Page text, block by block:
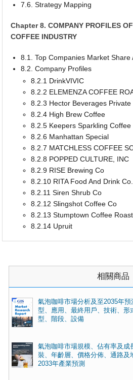
7.6. Strategy Mapping
Chapter 8. COMPANY PROFILES
COFFEE INDUSTRY
8.1. Top Companies Market Share
8.2. Company Profiles
8.2.1 DrinkVIVIC
8.2.2 ELEMENZA COFFEE
8.2.3 Hector Beverages Private
8.2.4 High Brew Coffee
8.2.5 Keepers Sparkling Coffee
8.2.6 Manhattan Special
8.2.7 MATCHLESS COFFEE
8.2.8 POPPED CULTURE, INC
8.2.9 RISE Brewing Co
8.2.10 RITA Food And Drink
8.2.11 Siren Shrub Co
8.2.12 Slingshot Coffee Co
8.2.13 Stumptown Coffee
8.2.14 Upruit
相關商品
氣泡咖啡市場分析及至2035年
型、應用、最終用戶、技術、形
型、階段、設備
氣泡咖啡市場規模、佔有率及成
裝、年齡層、價格分佈、通路及
2033年產業預測